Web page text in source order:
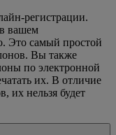
регистрации.
вашем
Это самый простой
Вы также
по электронной
их. В отличие
их нельзя будет